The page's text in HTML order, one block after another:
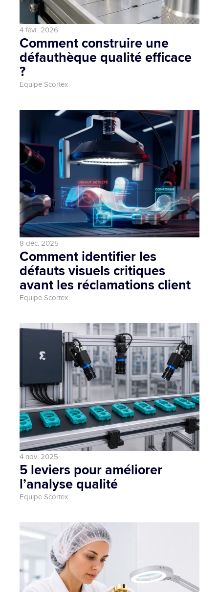
4 févr. 2026
Comment construire une
défauthèque qualité efficace
?
Equipe Scortex
8 déc. 2025
Comment identifier les
défauts visuels critiques
avant les réclamations client
Equipe Scortex
4 nov. 2025
5 leviers pour améliorer
l’analyse qualité
Equipe Scortex